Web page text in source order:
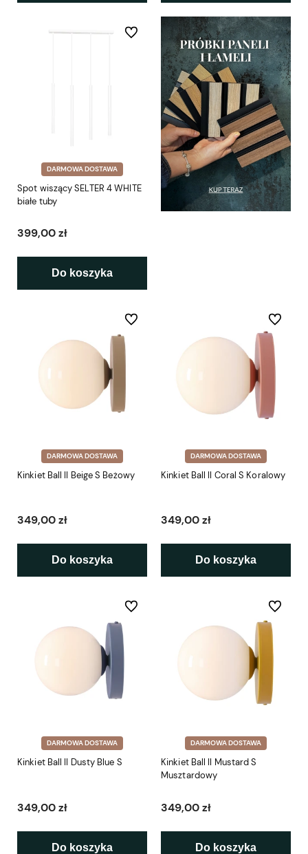
DARMOWA DOSTAWA
Spot wiszący SELTER 4 WHITE
białe tuby
399,00 zł
Do koszyka
Do ulubionych
DARMOWA DOSTAWA
Kinkiet Ball II Beige S Beżowy
349,00 zł
Do koszyka
Do ulubionych
DARMOWA DOSTAWA
Kinkiet Ball II Coral S Koralowy
349,00 zł
Do koszyka
Do
DARMOWA DOSTAWA
Kinkiet Ball II Dusty Blue S
349,00 zł
Do koszyka
Do ulubionych
DARMOWA DOSTAWA
Kinkiet Ball II Mustard S
Musztardowy
349,00 zł
Do koszyka
Do